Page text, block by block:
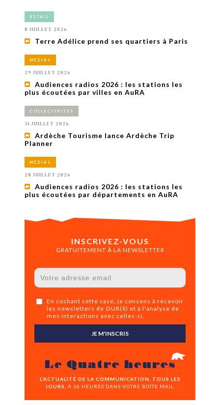
RETAIL
8 JUILLET 2026
Terre Adélice prend ses quartiers à Paris
MÉDIAS
29 JUILLET 2026
Audiences radios 2026 : les stations les
plus écoutées par villes en AuRA
COLLECTIVITÉS
31 JUILLET 2026
Ardèche Tourisme lance Ardèche Trip
Planner
MÉDIAS
28 JUILLET 2026
Audiences radios 2026 : les stations les
plus écoutées par départements en AuRA
INSCRIVEZ-VOUS
GRATUITEMENT À LA NEWSLETTER
En cochant cette case, je consens à recevoir
les newsletters de OUR(S) et à l'analyse de
mes interactions avec celles-ci.
JE M'INSCRIS
Le Quatre heures
L’ACTUALITÉ DE LA COMMUNICATION, TOUS LES
JOURS,
À 16 HEURES DANS VOTRE BOÎTE MAIL.